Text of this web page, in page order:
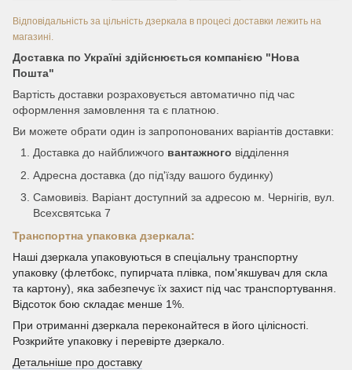
Відповідальність за цільність дзеркала в процесі доставки лежить на
магазині.
Доставка по Україні здійснюється компанією "Нова
Пошта"
Вартість доставки розраховується автоматично під час
оформлення замовлення та є платною.
Ви можете обрати один із запропонованих варіантів доставки:
Доставка до найближчого вантажного відділення
Адресна доставка (до під'їзду вашого будинку)
Самовивіз. Варіант доступний за адресою м. Чернігів, вул.
Всехсвятська 7
Транспортна упаковка дзеркала:
Наші дзеркала упаковуються в спеціальну транспортну
упаковку (флетбокс, пупирчата плівка, пом'якшувач для скла
та картону), яка забезпечує їх захист під час транспортування.
Відсоток бою складає менше 1%.
При отриманні дзеркала переконайтеся в його цілісності.
Розкрийте упаковку і перевірте дзеркало.
Детальніше про доставку